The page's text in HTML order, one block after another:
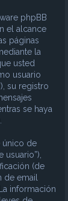
phpBB
el alcance
páginas
la
usted
usuario
su registro
se haya
único de
(de
de email
información